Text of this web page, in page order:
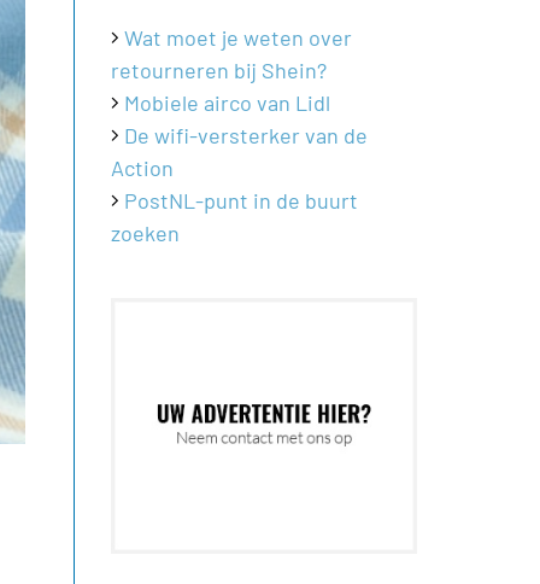
Wat moet je weten over
retourneren bij Shein?
Mobiele airco van Lidl
De wifi-versterker van de
Action
PostNL-punt in de buurt
zoeken